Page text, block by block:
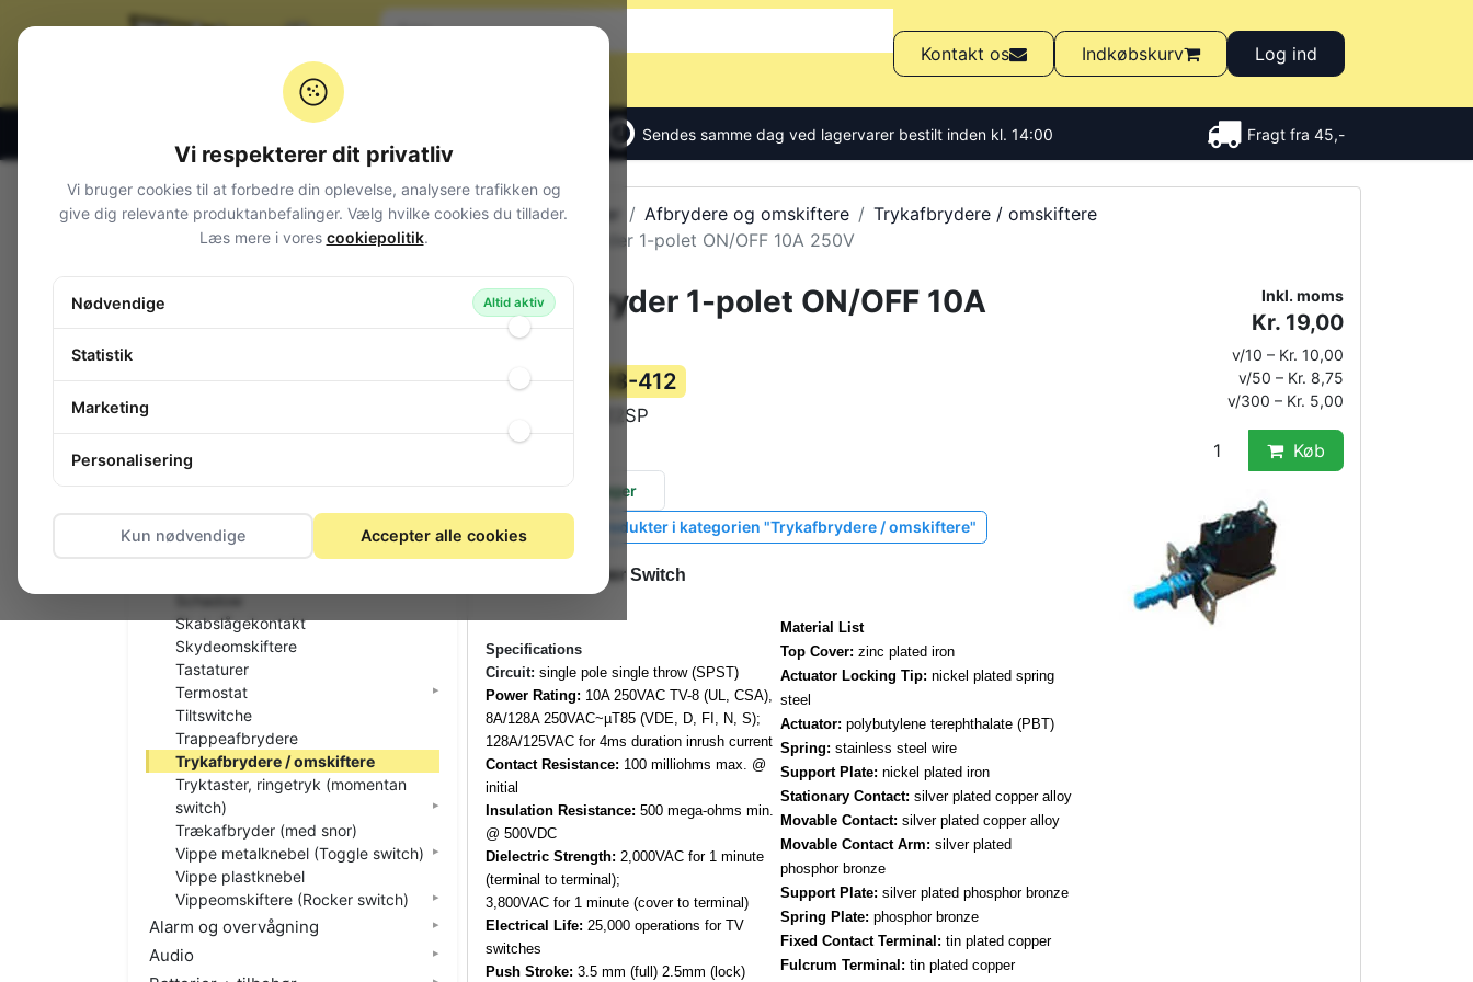
Kontakt os Indkøbskurv Log ind
Sendes samme dag ved lagervarer bestilt inden kl. 14:00 Fragt fra 45,-
Alle produkter Afbrydere og omskiftere
Trykafbrydere / omskiftere
Trykafbryder 1-polet ON/OFF 10A 250V
Trykafbryder 1-polet ON/OFF 10A
250V
Varenummer: 118-412
PS3-22SP
Vægt:
på lager
Vis lignende produkter i kategorien "Trykafbrydere / omskiftere"
PS3-22SP Power Switch
Specifications
Circuit: single pole single throw (SPST)
Power Rating: 10A 250VAC TV-8 (UL, CSA),
8A/128A 250VAC~µT85 (VDE, D, FI, N, S);
128A/125VAC for 4ms duration inrush current
Contact Resistance: 100 milliohms max. @
initial
Insulation Resistance: 500 mega-ohms min.
@ 500VDC
Dielectric Strength: 2,000VAC for 1 minute
(terminal to terminal);
3,800VAC for 1 minute (cover to terminal)
Electrical Life: 25,000 operations for TV
switches
Push Stroke: 3.5 mm (full) 2.5mm (lock)
Material List
Top Cover: zinc plated iron
Actuator Locking Tip: nickel plated spring
steel
Actuator: polybutylene terephthalate (PBT)
Spring: stainless steel wire
Support Plate: nickel plated iron
Stationary Contact: silver plated copper alloy
Movable Contact: silver plated copper alloy
Movable Contact Arm: silver plated
phosphor bronze
Support Plate: silver plated phosphor bronze
Spring Plate: phosphor bronze
Fixed Contact Terminal: tin plated copper
Fulcrum Terminal: tin plated copper
Inkl. moms
Kr. 19,00
v/10 – Kr. 10,00
v/50 – Kr. 8,75
v/300 – Kr. 5,00
Køb
Varegrupper
Magnetkontakt (REED)
Nøgleafbrydere
Schadow
Skabslågekontakt
Skydeomskiftere
Tastaturer
Termostat
Tiltswitche
Trappeafbrydere
Trykafbrydere / omskiftere
Tryktaster, ringetryk (momentan
switch)
Trækafbryder (med snor)
Vippe metalknebel (Toggle switch)
Vippe plastknebel
Vippeomskiftere (Rocker switch)
Alarm og overvågning
Audio
Vi respekterer dit privatliv
Vi bruger cookies til at forbedre din oplevelse, analysere trafikken og
give dig relevante produktanbefalinger. Vælg hvilke cookies du tillader.
Læs mere i vores cookiepolitik.
Nødvendige Altid aktiv
Statistik
Marketing
Personalisering
Kun nødvendige Accepter alle cookies